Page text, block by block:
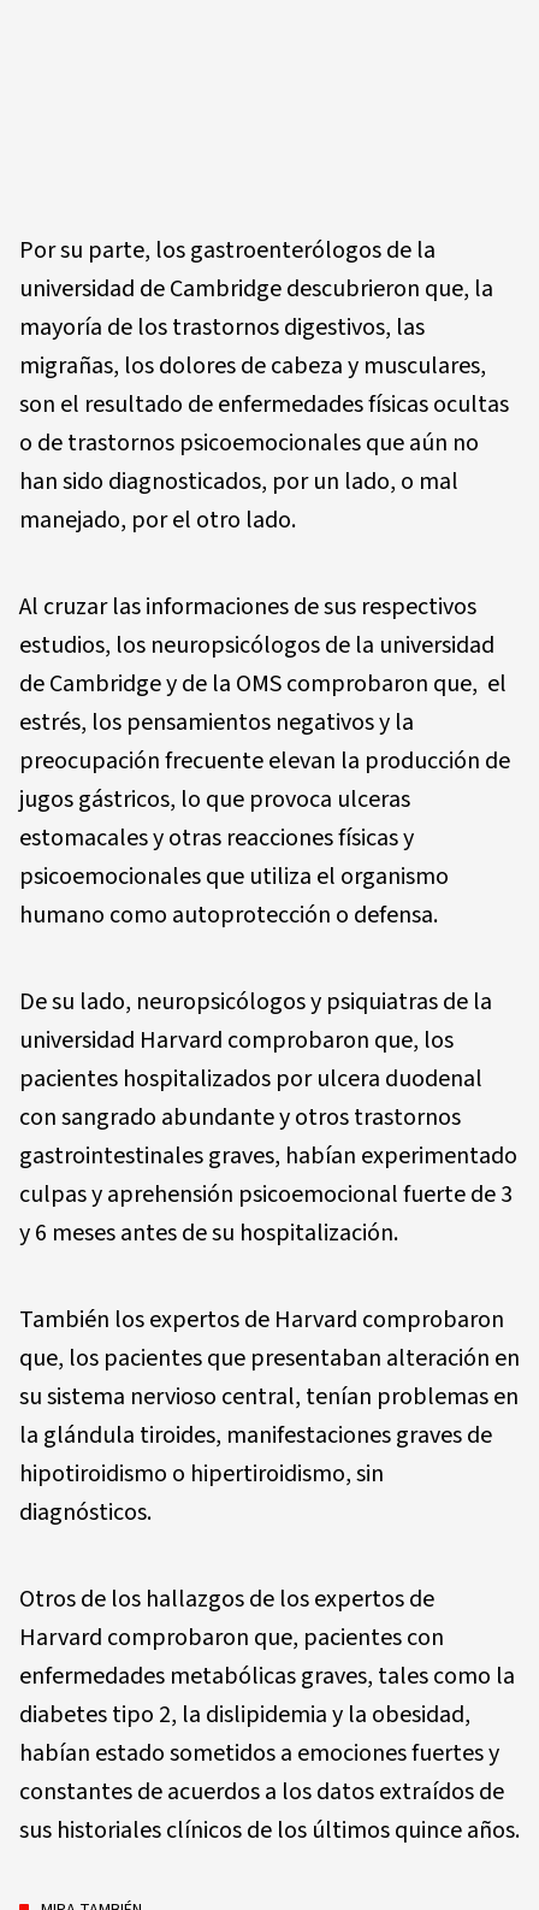
Por su parte, los gastroenterólogos de la
universidad de Cambridge descubrieron que, la
mayoría de los trastornos digestivos, las
migrañas, los dolores de cabeza y musculares,
son el resultado de enfermedades físicas ocultas
o de trastornos psicoemocionales que aún no
han sido diagnosticados, por un lado, o mal
manejado, por el otro lado.
Al cruzar las informaciones de sus respectivos
estudios, los neuropsicólogos de la universidad
de Cambridge y de la OMS comprobaron que, el
estrés, los pensamientos negativos y la
preocupación frecuente elevan la producción de
jugos gástricos, lo que provoca ulceras
estomacales y otras reacciones físicas y
psicoemocionales que utiliza el organismo
humano como autoprotección o defensa.
De su lado, neuropsicólogos y psiquiatras de la
universidad Harvard comprobaron que, los
pacientes hospitalizados por ulcera duodenal
con sangrado abundante y otros trastornos
gastrointestinales graves, habían experimentado
culpas y aprehensión psicoemocional fuerte de 3
y 6 meses antes de su hospitalización.
También los expertos de Harvard comprobaron
que, los pacientes que presentaban alteración en
su sistema nervioso central, tenían problemas en
la glándula tiroides, manifestaciones graves de
hipotiroidismo o hipertiroidismo, sin
diagnósticos.
Otros de los hallazgos de los expertos de
Harvard comprobaron que, pacientes con
enfermedades metabólicas graves, tales como la
diabetes tipo 2, la dislipidemia y la obesidad,
habían estado sometidos a emociones fuertes y
constantes de acuerdos a los datos extraídos de
sus historiales clínicos de los últimos quince años.